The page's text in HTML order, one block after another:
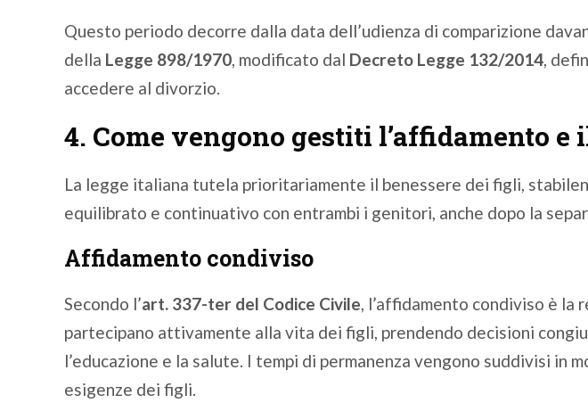
Questo periodo decorre dalla data dell’udienza di comparizione
della Legge 898/1970, modificato dal Decreto Legge 132/2014,
accedere al divorzio.
4. Come vengono gestiti l’affidamento
La legge italiana tutela prioritariamente il benessere dei figli,
equilibrato e continuativo con entrambi i genitori, anche dopo la
Affidamento condiviso
Secondo l’art. 337-ter del Codice Civile, l’affidamento condiviso è la
partecipano attivamente alla vita dei figli, prendendo decisioni
l’educazione e la salute. I tempi di permanenza vengono suddivisi in
esigenze dei figli.